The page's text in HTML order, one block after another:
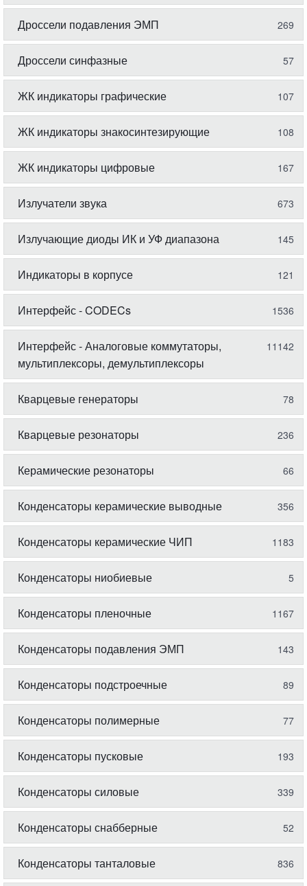
Дроссели подавления ЭМП 269
Дроссели синфазные 57
ЖК индикаторы графические 107
ЖК индикаторы знакосинтезирующие 108
ЖК индикаторы цифровые 167
Излучатели звука 673
Излучающие диоды ИК и УФ диапазона 145
Индикаторы в корпусе 121
Интерфейс - CODECs 1536
Интерфейс - Аналоговые коммутаторы,
мультиплексоры, демультиплексоры
11142
Кварцевые генераторы 78
Кварцевые резонаторы 236
Керамические резонаторы 66
Конденсаторы керамические выводные 356
Конденсаторы керамические ЧИП 1183
Конденсаторы ниобиевые 5
Конденсаторы пленочные 1167
Конденсаторы подавления ЭМП 143
Конденсаторы подстроечные 89
Конденсаторы полимерные 77
Конденсаторы пусковые 193
Конденсаторы силовые 339
Конденсаторы снабберные 52
Конденсаторы танталовые 836